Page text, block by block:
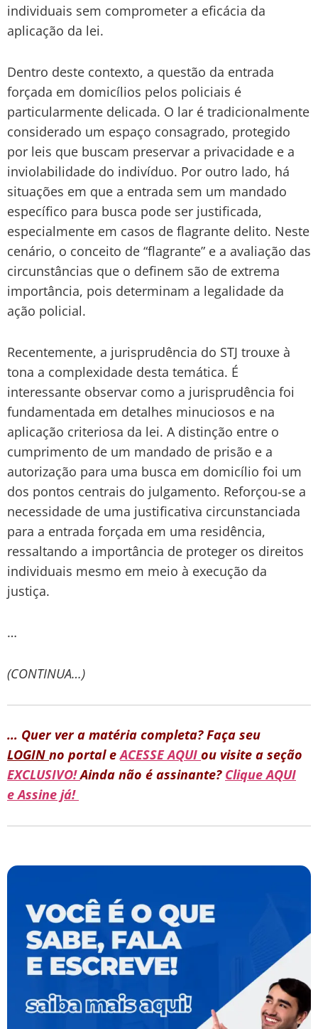
individuais sem comprometer a eficácia da
aplicação da lei.
Dentro deste contexto, a questão da entrada
forçada em domicílios pelos policiais é
particularmente delicada. O lar é tradicionalmente
considerado um espaço consagrado, protegido
por leis que buscam preservar a privacidade e a
inviolabilidade do indivíduo. Por outro lado, há
situações em que a entrada sem um mandado
específico para busca pode ser justificada,
especialmente em casos de flagrante delito. Neste
cenário, o conceito de “flagrante” e a avaliação das
circunstâncias que o definem são de extrema
importância, pois determinam a legalidade da
ação policial.
Recentemente, a jurisprudência do STJ trouxe à
tona a complexidade desta temática. É
interessante observar como a jurisprudência foi
fundamentada em detalhes minuciosos e na
aplicação criteriosa da lei. A distinção entre o
cumprimento de um mandado de prisão e a
autorização para uma busca em domicílio foi um
dos pontos centrais do julgamento. Reforçou-se a
necessidade de uma justificativa circunstanciada
para a entrada forçada em uma residência,
ressaltando a importância de proteger os direitos
individuais mesmo em meio à execução da
justiça.
…
(CONTINUA…)
… Quer ver a matéria completa? Faça seu
LOGIN no portal eACESSE AQUI ou visite a seção
EXCLUSIVO!Ainda não é assinante? Clique AQUI
e Assine já!